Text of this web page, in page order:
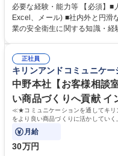
場を支えるバックオフィス担当
とを期待します。 【詳細】■入退社手続き、社員情報管理■入社時オリエ
ンテーションの実施■勤怠・各
生に関する業務等■健康診断、
ポート■社内ルールの運用・各
部門業務 募集職種 【大阪/総務・人事（労務）担当者】3Dプリンター事
業/NTTデータG/年休129日
必要な経験・能力等 【必須】■
Excel、メール) ■社内外と円滑
業の安全衛生に関する知識・経験■安
アが磨けます。 ◎NTTデータグ
もに、働き方改革も推進しています。 学歴・資格 学歴：大
短大 専修学校 語学力： 資格：
正社員
キリンアンドコミュニケ
中野本社【お客様相談
い商品づくりへ貢献 イ
≪★コミュニケーションを通してキ
をより良い商品づくりに活かしてい
月給
30万円